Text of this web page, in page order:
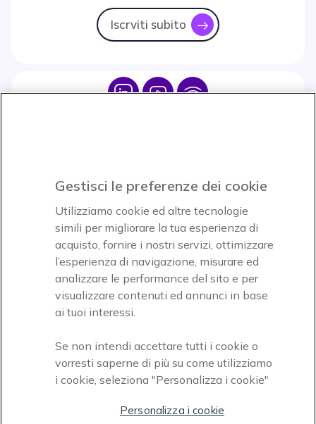
Iscrviti subito icon
Icon IconIcon
Accettiamo
Onedirect, azienda del gruppo INCEPT
Gestisci le preferenze dei cookie
Utilizziamo cookie ed altre tecnologie
simili per migliorare la tua esperienza di
acquisto, fornire i nostri servizi, ottimizzare
l’esperienza di navigazione, misurare ed
analizzare le performance del sito e per
visualizzare contenuti ed annunci in base
ai tuoi interessi.
Se non intendi accettare tutti i cookie o
vorresti saperne di più su come utilizziamo
i cookie, seleziona "Personalizza i cookie"
Personalizza i cookie